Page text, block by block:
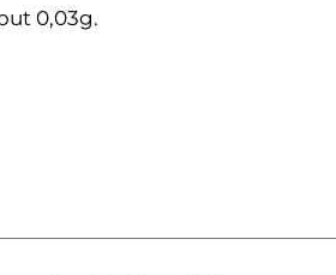
0,03g.